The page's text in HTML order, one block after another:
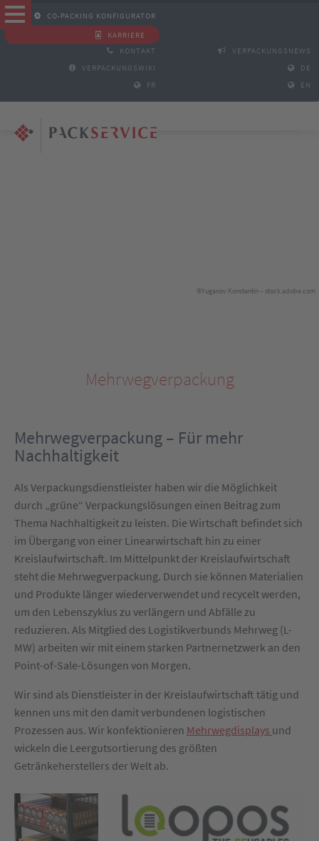
CO-PACKING KONFIGURATOR
KARRIERE
KONTAKT
VERPACKUNGSNEWS
VERPACKUNGSWIKI
DE
FR
EN
©Yuganov Konstantin – stock.adobe.com
Mehrwegverpackung
Mehrwegverpackung – Für mehr
Nachhaltigkeit
Als Verpackungsdienstleister haben wir die Möglichkeit
durch „grüne“ Verpackungslösungen einen Beitrag zum
Thema Nachhaltigkeit zu leisten. Die Wirtschaft befindet sich
im Übergang von einer Linearwirtschaft hin zu einer
Kreislaufwirtschaft. Im Mittelpunkt der Kreislaufwirtschaft
steht die Mehrwegverpackung. Durch sie können Materialien
und Produkte länger wiederverwendet und recycelt werden,
um den Lebenszyklus zu verlängern und Abfälle zu
reduzieren. Als Mitglied des Logistikverbunds Mehrweg (L-
MW) arbeiten wir mit einem starken Partnernetzwerk an den
Point-of-Sale-Lösungen von Morgen.
Wir sind als Dienstleister in der Kreislaufwirtschaft tätig und
kennen uns mit den damit verbundenen logistischen
Prozessen aus. Wir konfektionieren Mehrwegdisplays und
wickeln die Leergutsortierung des größten
Getränkeherstellers der Welt ab.